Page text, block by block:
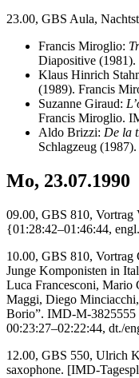
23.00, GBS Aula,
Francis Miroglio:
Diapositive
Klaus Hinrich
(1989). Francis
Suzanne Giraud:
Francis Miroglio.
Aldo Brizzi: De la
Schlagzeug
Mo, 23.07.1990
09.00, GBS 810,
{01:28:42–01:46:44,
10.00, GBS 810,
Junge Komponisten in
Luca Francesconi, Mario
Maggi, Diego
Borio”. IMD-M-3825555
00:23:27–02:22:44, dt./
12.00, GBS 550, Ulrich
saxophone. [IMD-